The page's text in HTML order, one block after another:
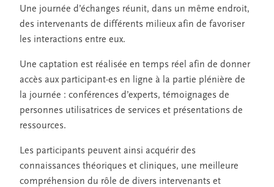
Une journée d’échanges réunit, dans un même endroit,
des intervenants de différents milieux afin de favoriser
les interactions entre eux.
Une captation est réalisée en temps réel afin de donner
accès aux participant·es en ligne à la partie plénière de
la journée : conférences d’experts, témoignages de
personnes utilisatrices de services et présentations de
ressources.
Les participants peuvent ainsi acquérir des
connaissances théoriques et cliniques, une meilleure
compréhension du rôle de divers intervenants et